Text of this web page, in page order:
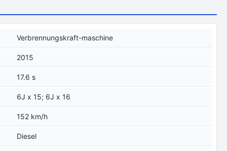
Verbrennungskraft-maschine
2015
17.6 s
6J x 15; 6J x 16
152 km/h
Diesel